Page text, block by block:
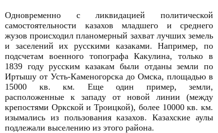
Одновременно с ликвидацией политической
самостоятельности казахов младшего и среднего
жузов происходил планомерный захват лучших земель
и заселений их русскими казаками. Например, по
подсчетам военного топографа Какулина, только в
1839 году русским казакам были отданы земли по
Иртышу от Усть-Каменогорска до Омска, площадью в
15000 кв. км. Еще один пример, земли,
расположенные к западу от новой линии (между
крепостями Оркской и Троицкой), более 10000 кв. км.
изымались из пользования казахов. Казахские аулы
подлежали выселению из этого района.